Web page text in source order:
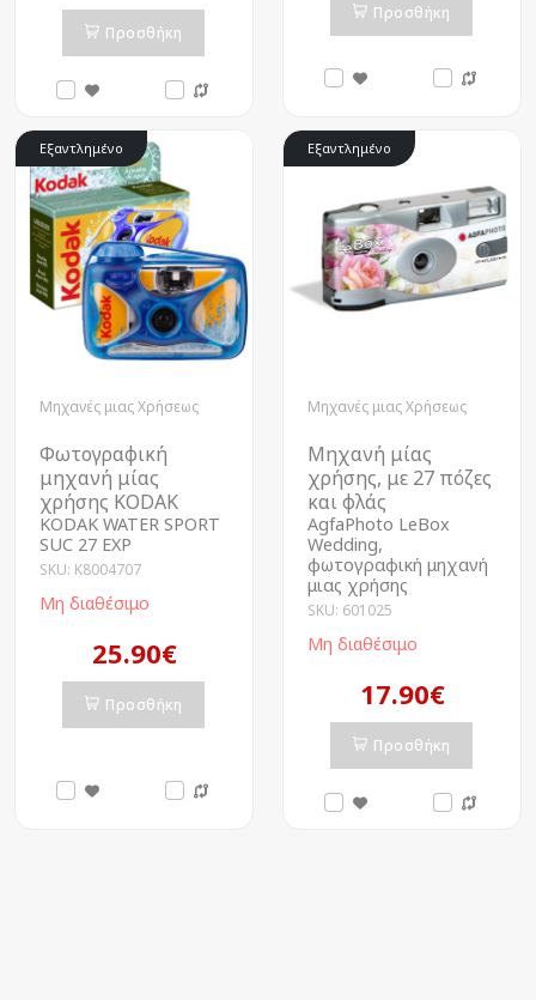
Προσθήκη
Προσθήκη
Εξαντλημένο
Μηχανές μιας Χρήσεως
Φωτογραφική
μηχανή μίας
χρήσης KODAK
KODAK WATER SPORT
SUC 27 EXP
SKU: K8004707
Μη διαθέσιμο
25.90€
Προσθήκη
Εξαντλημένο
Μηχανές μιας Χρήσεως
Μηχανή μίας
χρήσης, με 27 πόζες
και φλάς
AgfaPhoto LeBox
Wedding,
φωτογραφική μηχανή
μιας χρήσης
SKU: 601025
Μη διαθέσιμο
17.90€
Προσθήκη